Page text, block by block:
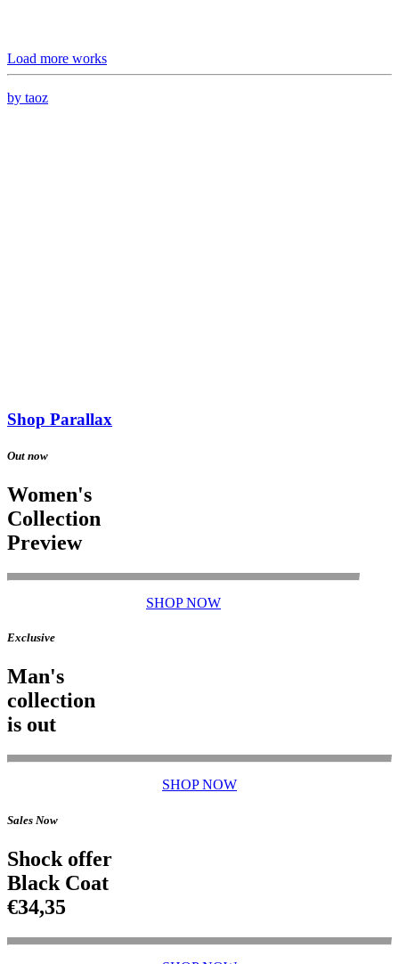
Load more works
by taoz
Shop Parallax
Out now
Women's
Collection
Preview
SHOP NOW
Exclusive
Man's
collection
is out
SHOP NOW
Sales Now
Shock offer
Black Coat
€34,35